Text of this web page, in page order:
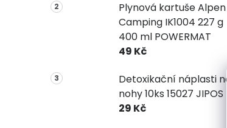
Plynová kartuše Alpen
Camping IK1004 227 g
400 ml POWERMAT
49 Kč
Detoxikační náplasti na
nohy 10ks 15027 JIPOS
29 Kč